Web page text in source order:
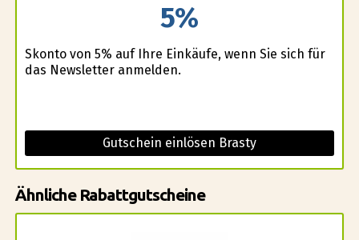
5%
Skonto von 5% auf Ihre Einkäufe, wenn Sie sich für
das Newsletter anmelden.
Gutschein einlösen Brasty
Ähnliche Rabattgutscheine